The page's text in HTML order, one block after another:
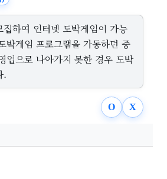
하여 인터넷 도박게임이 가능
박게임 프로그램을 가동하던 중
업으로 나아가지 못한 경우 도박
.
O X